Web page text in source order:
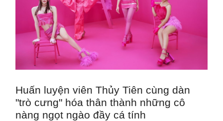
Huấn luyện viên Thủy Tiên cùng dàn
"trò cưng" hóa thân thành những cô
nàng ngọt ngào đầy cá tính